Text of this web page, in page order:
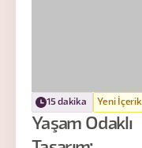
15 dakika Yeni İçerik
Yaşam Odaklı